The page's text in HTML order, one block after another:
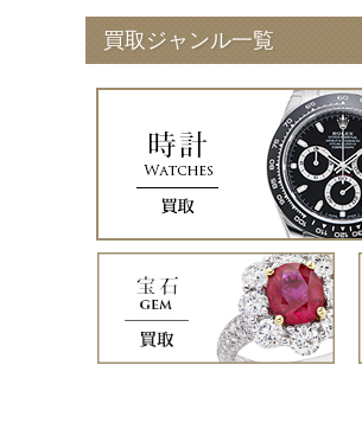
買取ジャンル一覧